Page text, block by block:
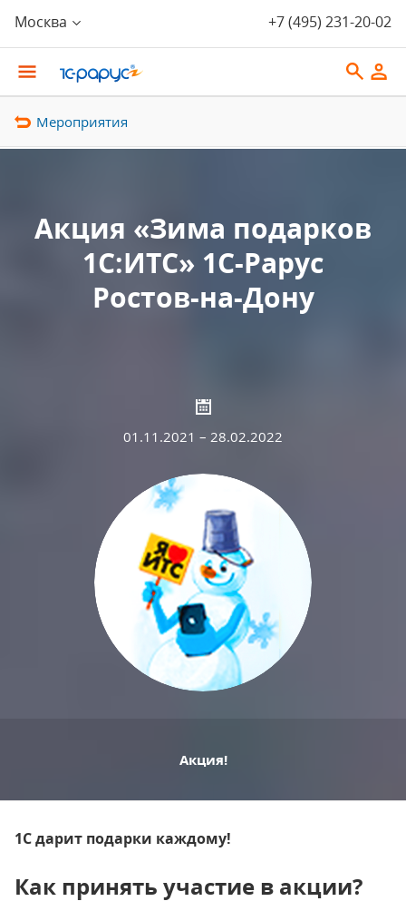
Москва +7 (495) 231-20-02
Мероприятия
Акция «Зима подарков
1С:ИТС» 1С-Рарус
Ростов-на-Дону
01.11.2021 – 28.02.2022
Акция!
1С дарит подарки каждому!
Как принять участие в акции?